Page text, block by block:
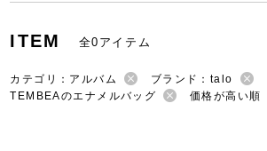
ITEM 全0アイテム
カテゴリ：アルバム
ブランド：talo
TEMBEAのエナメルバッグ
価格が高い順